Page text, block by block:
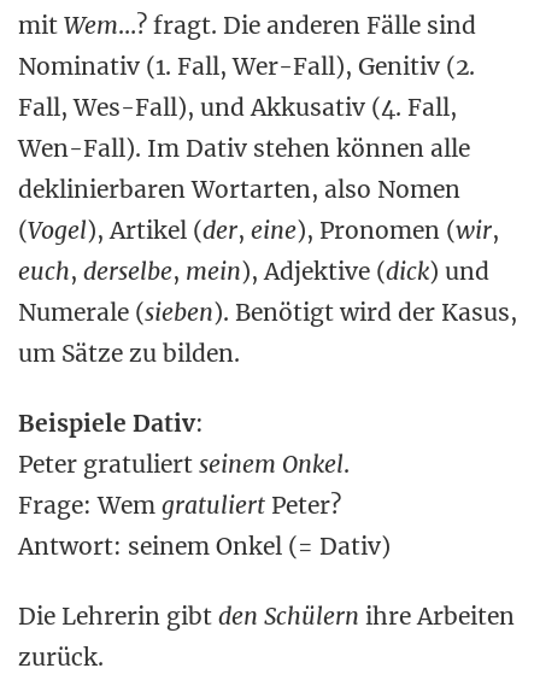
mit Wem…? fragt. Die anderen Fälle sind
Nominativ (1. Fall, Wer-Fall), Genitiv (2.
Fall, Wes-Fall), und Akkusativ (4. Fall,
Wen-Fall). Im Dativ stehen können alle
deklinierbaren Wortarten, also Nomen
(Vogel), Artikel (der, eine), Pronomen (wir,
euch, derselbe, mein), Adjektive (dick) und
Numerale (sieben). Benötigt wird der Kasus,
um Sätze zu bilden.
Beispiele Dativ:
Peter gratuliert seinem Onkel.
Frage: Wem gratuliert Peter?
Antwort: seinem Onkel (= Dativ)
Die Lehrerin gibt den Schülern ihre Arbeiten
zurück.